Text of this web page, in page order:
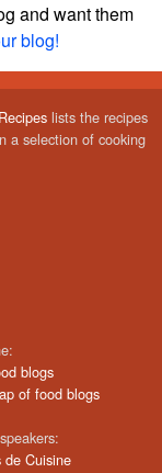
and want them
blog!
lists the recipes
a selection of cooking
blogs
of food blogs
de Cuisine